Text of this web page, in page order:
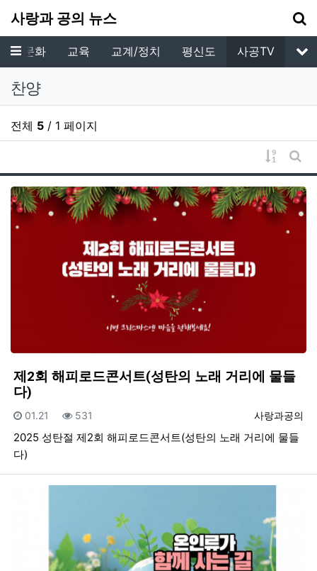
사랑과 공의 뉴스
메뉴
배/문화 교육 교계/정치 평신도
사공TV
찬양
전체 5 / 1 페이지
게시물
게
제2회 해피로드콘서트(성탄의 노래 거리에 물들
다)
등록자
사랑과공의
등록일
01.21 조회
531
2025 성탄절 제2회 해피로드콘서트(성탄의 노래 거리에 물들
다)